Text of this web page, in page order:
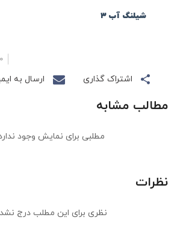
شیلنگ آب ۳
اشتراک گذاری ارسال به
مطالب مشابه
مطلبی برای نمایش وجود
نظرات
نظری برای این مطلب درج